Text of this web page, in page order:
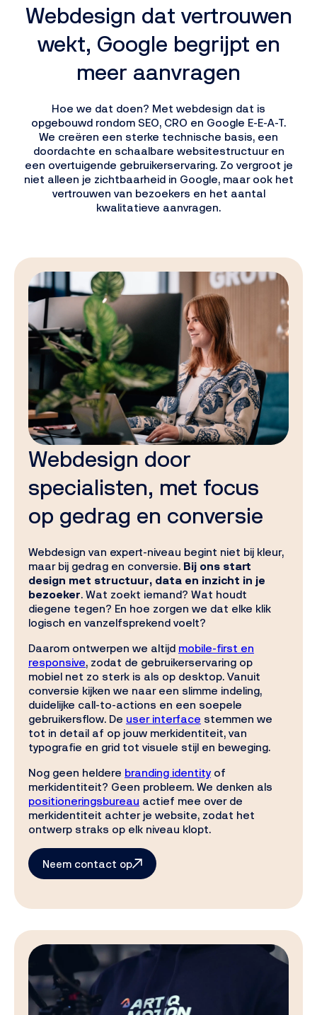
Webdesign dat vertrouwen
wekt, Google begrijpt en
meer aanvragen
Hoe we dat doen? Met webdesign dat is
opgebouwd rondom SEO, CRO en Google E-E-A-T.
We creëren een sterke technische basis, een
doordachte en schaalbare websitestructuur en
een overtuigende gebruikerservaring. Zo vergroot je
niet alleen je zichtbaarheid in Google, maar ook het
vertrouwen van bezoekers en het aantal
kwalitatieve aanvragen.
Webdesign door
specialisten, met focus
op gedrag en conversie
Webdesign van expert-niveau begint niet bij kleur,
maar bij gedrag en conversie. Bij ons start
design met structuur, data en inzicht in je
bezoeker. Wat zoekt iemand? Wat houdt
diegene tegen? En hoe zorgen we dat elke klik
logisch en vanzelfsprekend voelt?
Daarom ontwerpen we altijd mobile-first en
responsive, zodat de gebruikerservaring op
mobiel net zo sterk is als op desktop. Vanuit
conversie kijken we naar een slimme indeling,
duidelijke call-to-actions en een soepele
gebruikersflow. De user interface stemmen we
tot in detail af op jouw merkidentiteit, van
typografie en grid tot visuele stijl en beweging.
Nog geen heldere branding identity of
merkidentiteit? Geen probleem. We denken als
positioneringsbureau actief mee over de
merkidentiteit achter je website, zodat het
ontwerp straks op elk niveau klopt.
Neem contact op